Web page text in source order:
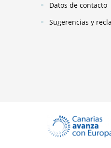
Datos de contacto
Sugerencias y